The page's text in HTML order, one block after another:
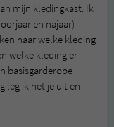
mijn kledingkast. Ik
en najaar)
naar welke kleding
welke kleding er
basisgarderobe
leg ik het je uit en